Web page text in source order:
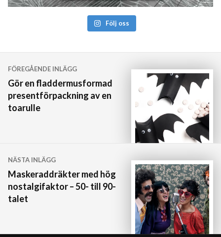
Följ oss
Inläggsnavigering
FÖREGÅENDE INLÄGG
Gör en fladdermusformad
presentförpackning av en
toarulle
NÄSTA INLÄGG
Maskeraddräkter med hög
nostalgifaktor – 50- till 90-
talet